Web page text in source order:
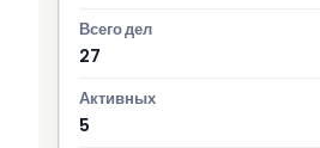
27
5